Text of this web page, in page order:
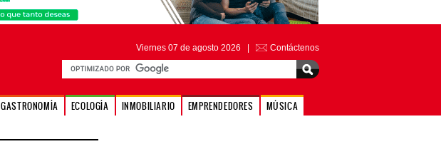
Viernes 07 de agosto 2026 | Contáctenos
GASTRONOMÍA ECOLOGÍA INMOBILIARIO EMPRENDEDORES MÚSICA